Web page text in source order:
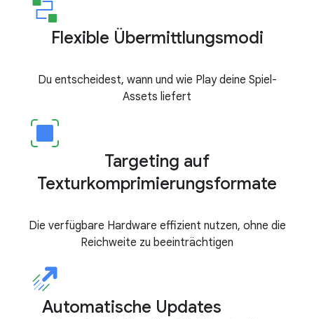
Flexible Übermittlungsmodi
Du entscheidest, wann und wie Play deine Spiel-
Assets liefert
Targeting auf
Texturkomprimierungsformate
Die verfügbare Hardware effizient nutzen, ohne die
Reichweite zu beeinträchtigen
Automatische Updates